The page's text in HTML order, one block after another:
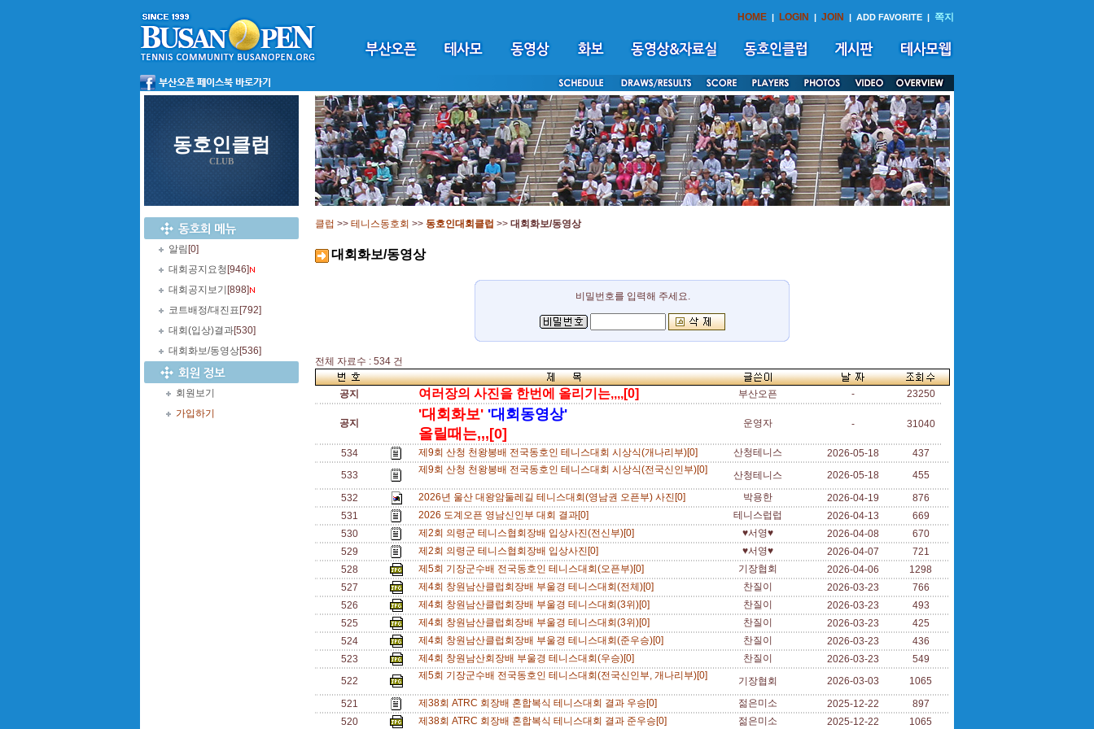
HOME | LOGIN | JOIN | ADD FAVORITE | 쪽지
동호인클럽
CLUB
알림 [0]
대회공지요청 [946]
대회공지보기 [898]
코트배정/대진표 [792]
대회(입상)결과[530]
대회화보/동영상[536]
회원보기
가입하기
클럽 >> 테니스동호회 >> 동호인대회클럽 >> 대회화보/동영상
대회화보/동영상
비밀번호를 입력해 주세요.
전체 자료수 : 534 건
공지 여러장의 사진을 한번에 올리기는,,,,[0] 부산오픈 - 23250
공지
'대회화보' '대회동영상'
올릴때는,,,[0]
운영자 - 31040
534 제9회 산청 천왕봉배 전국동호인 테니스대회 시상식(개나리부)[0] 산청테니스 2026-05-18
437
533
제9회 산청 천왕봉배 전국동호인 테니스대회 시상식(전국신인부)[0] 산청테니스 2026-05-18
455
532
2026년 울산 대왕암둘레길 테니스대회(영남권 오픈부) 사진[0] 박용한 2026-04-19
876
531
2026 도계오픈 영남신인부 대회 결과[0] 테니스럽럽 2026-04-13
669
530
제2회 의령군 테니스협회장배 입상사진(전신부)[0] ♥서영♥ 2026-04-08
670
529
제2회 의령군 테니스협회장배 입상사진[0] ♥서영♥ 2026-04-07
721
528
제5회 기장군수배 전국동호인 테니스대회(오픈부)[0] 기장협회 2026-04-06
1298
527
제4회 창원남산클럽회장배 부울경 테니스대회(전체)[0] 찬질이 2026-03-23
766
526
제4회 창원남산클럽회장배 부울경 테니스대회(3위)[0] 찬질이 2026-03-23
493
525
제4회 창원남산클럽회장배 부울경 테니스대회(3위)[0] 찬질이 2026-03-23
425
524
제4회 창원남산클럽회장배 부울경 테니스대회(준우승)[0] 찬질이 2026-03-23
436
523
제4회 창원남산회장배 부울경 테니스대회(우승)[0] 찬질이 2026-03-23
549
522
제5회 기장군수배 전국동호인 테니스대회(전국신인부, 개나리부)[0] 기장협회 2026-03-03
1065
521
제38회 ATRC 회장배 혼합복식 테니스대회 결과 우승[0] 젊은미소 2025-12-22
897
520
제38회 ATRC 회장배 혼합복식 테니스대회 결과 준우승[0] 젊은미소 2025-12-22 1065